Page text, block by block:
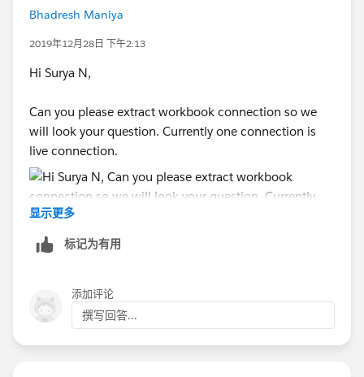
Bhadresh Maniya
2019年12月28日 下午2:13
Hi Surya N,
Can you please extract workbook connection so we
will look your question. Currently one connection is
live connection.
显示更多
标记为有用
添加评论
撰写回答...